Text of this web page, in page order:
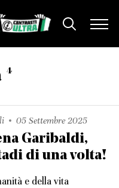
4
05 Settembre 2025
Garibaldi,
di una volta!
e della vita